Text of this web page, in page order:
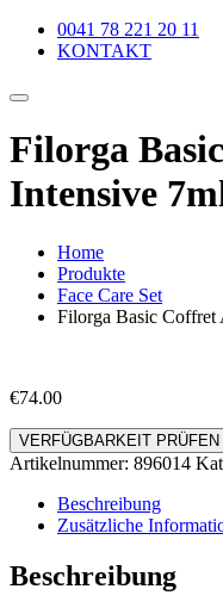
0041 78 221 20 11
KONTAKT
Filorga
Intensive
Home
Produkte
Face Care Set
Filorga Basic
€74.00
VERFÜGBARKEIT PRÜFEN
Artikelnummer: 896014
Beschreibung
Zusätzliche
Beschreibung